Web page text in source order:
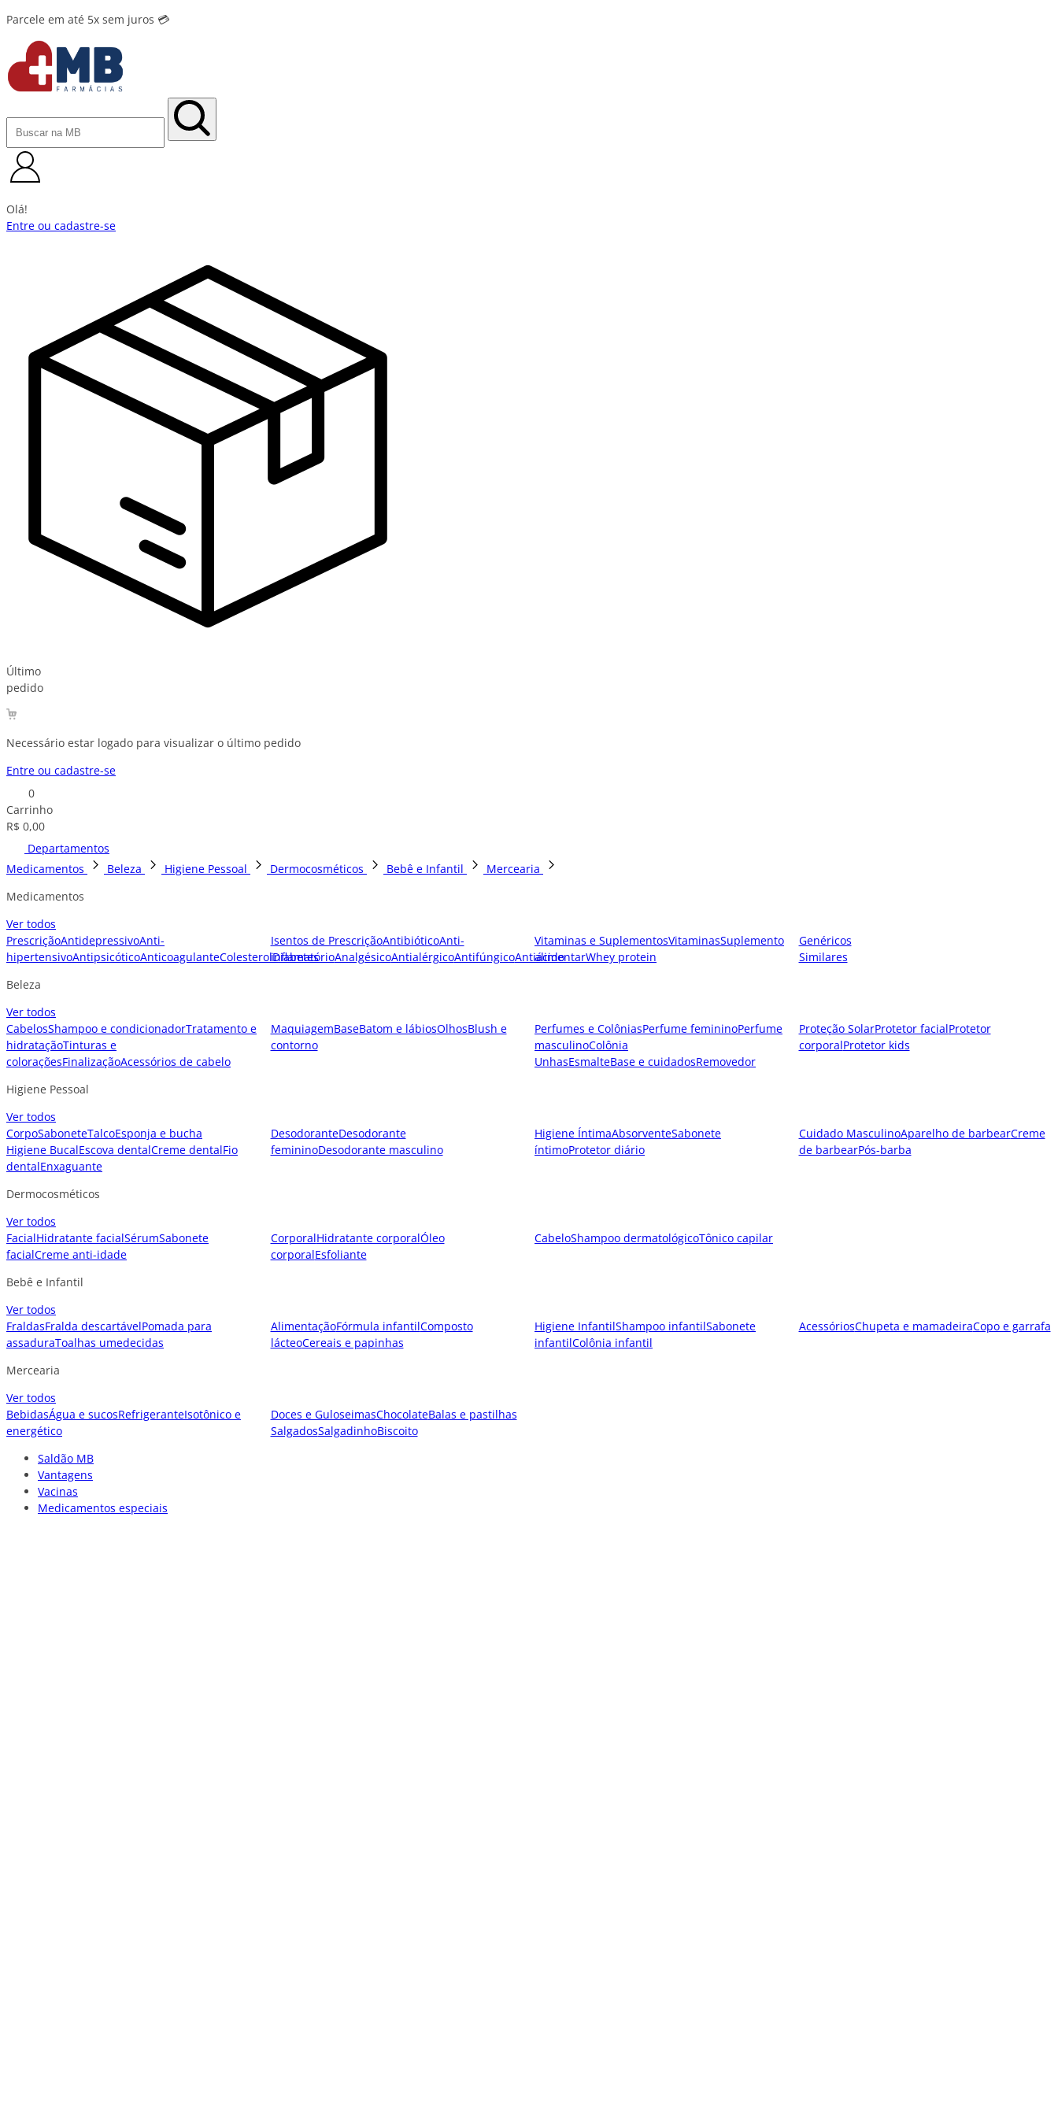
Parcele em até 5x sem juros 💳
Olá!
Entre ou cadastre-se
Último
pedido
Necessário estar logado para visualizar o último pedido
Entre ou cadastre-se
0
Carrinho
R$ 0,00
Departamentos
Medicamentos
Beleza Higiene Pessoal Dermocosméticos Bebê e Infantil
Mercearia
Medicamentos
Ver todos
PrescriçãoAntidepressivoAnti-
hipertensivoAntipsicóticoAnticoagulanteColesterolDiabetes
Isentos de PrescriçãoAntibióticoAnti-
inflamatórioAnalgésicoAntialérgicoAntifúngicoAntiácido
Vitaminas e SuplementosVitaminasSuplemento
alimentarWhey protein
Genéricos
Similares
Beleza
Ver todos
CabelosShampoo e condicionadorTratamento e
hidrataçãoTinturas e
coloraçõesFinalizaçãoAcessórios de cabelo
MaquiagemBaseBatom e lábiosOlhosBlush e
contorno
Perfumes e ColôniasPerfume femininoPerfume
masculinoColônia
UnhasEsmalteBase e cuidadosRemovedor
Proteção SolarProtetor facialProtetor
corporalProtetor kids
Higiene Pessoal
Ver todos
CorpoSaboneteTalcoEsponja e bucha
Higiene BucalEscova dentalCreme dentalFio
dentalEnxaguante
DesodoranteDesodorante
femininoDesodorante masculino
Higiene ÍntimaAbsorventeSabonete
íntimoProtetor diário
Cuidado MasculinoAparelho de barbearCreme
de barbearPós-barba
Dermocosméticos
Ver todos
FacialHidratante facialSérumSabonete
facialCreme anti-idade
CorporalHidratante corporalÓleo
corporalEsfoliante
CabeloShampoo dermatológicoTônico capilar
Bebê e Infantil
Ver todos
FraldasFralda descartávelPomada para
assaduraToalhas umedecidas
AlimentaçãoFórmula infantilComposto
lácteoCereais e papinhas
Higiene InfantilShampoo infantilSabonete
infantilColônia infantil
AcessóriosChupeta e mamadeiraCopo e garrafa
Mercearia
Ver todos
BebidasÁgua e sucosRefrigeranteIsotônico e
energético
Doces e GuloseimasChocolateBalas e pastilhas
SalgadosSalgadinhoBiscoito
Saldão MB
Vantagens
Vacinas
Medicamentos especiais